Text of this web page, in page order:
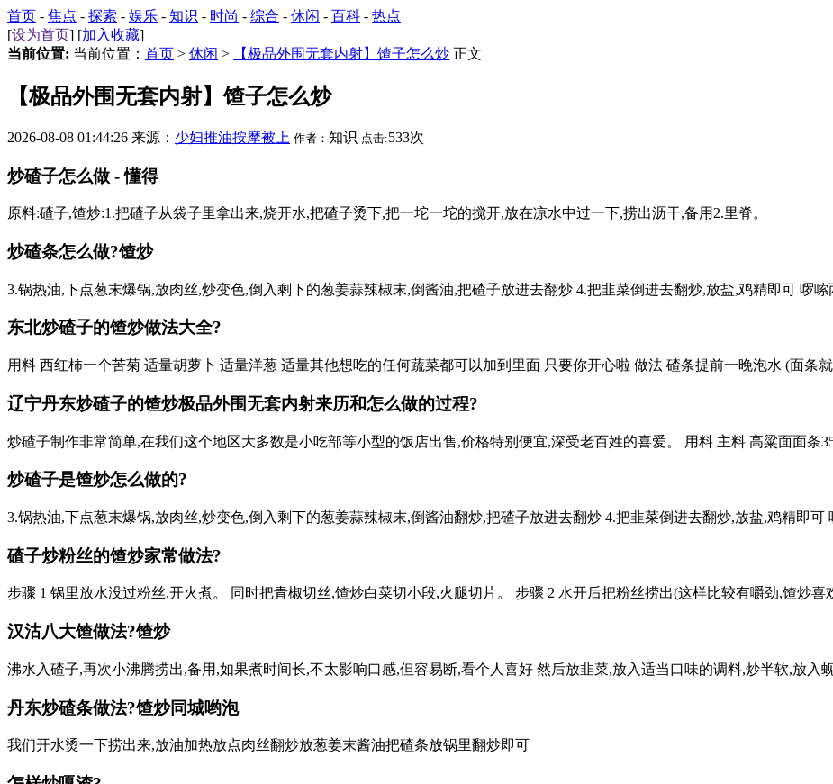
首页 - 焦点 - 探索 - 娱乐 - 知识 - 时尚 - 综合 - 休闲 - 百科 - 热点
[设为首页] [加入收藏]
当前位置: 当前位置： 首页 > 休闲 > 【极品外围无套内射】馇子怎么炒 正文
【极品外围无套内射】馇子怎么炒
2026-08-08 01:44:26 来源： 少妇推油按摩被上 作者： 知识 点击:533次
炒碴子怎么做 - 懂得
原料:碴子,馇炒:1.把碴子从袋子里拿出来,烧开水,把碴子烫下,把一坨一坨的搅开,放在凉水中过一下,捞出沥干,备用2.里脊。
炒碴条怎么做?馇炒
3.锅热油,下点葱末爆锅,放肉丝,炒变色,倒入剩下的葱姜蒜辣椒末,倒酱油,把碴子放进去翻炒 4.把韭菜倒进去翻炒,放盐,鸡精即可 啰嗦
东北炒碴子的馇炒做法大全?
用料 西红柿一个苦菊 适量胡萝卜 适量洋葱 适量其他想吃的任何蔬菜都可以加到里面 只要你开心啦 做法 碴条提前一晚泡水 (面条
辽宁丹东炒碴子的馇炒极品外围无套内射来历和怎么做的过程?
炒碴子制作非常简单,在我们这个地区大多数是小吃部等小型的饭店出售,价格特别便宜,深受老百姓的喜爱。 用料 主料 高粱面面条
炒碴子是馇炒怎么做的?
3.锅热油,下点葱末爆锅,放肉丝,炒变色,倒入剩下的葱姜蒜辣椒末,倒酱油翻炒,把碴子放进去翻炒 4.把韭菜倒进去翻炒,放盐,鸡精即可
碴子炒粉丝的馇炒家常做法?
步骤 1 锅里放水没过粉丝,开火煮。 同时把青椒切丝,馇炒白菜切小段,火腿切片。 步骤 2 水开后把粉丝捞出(这样比较有嚼劲,馇炒喜
汉沽八大馇做法?馇炒
沸水入碴子,再次小沸腾捞出,备用,如果煮时间长,不太影响口感,但容易断,看个人喜好 然后放韭菜,放入适当口味的调料,炒半软,放入
丹东炒碴条做法?馇炒同城哟泡
我们开水烫一下捞出来,放油加热放点肉丝翻炒放葱姜末酱油把碴条放锅里翻炒即可